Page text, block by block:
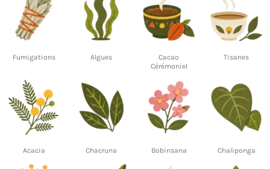
Fumigations Algues
Cacao
Cérémoniel
Tisanes
Acacia Chacruna Bobinsana Chaliponga